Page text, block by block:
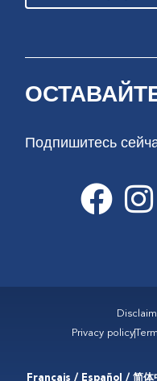
Подпишитесь
Privacy policy